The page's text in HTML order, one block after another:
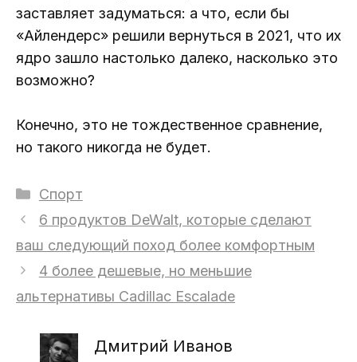
заставляет задуматься: а что, если бы
«Айлендерс» решили вернуться в 2021, что их
ядро ​​зашло настолько далеко, насколько это
возможно?
Конечно, это не тождественное сравнение,
но такого никогда не будет.
Рубрики
Спорт
6 продуктов DeWalt, которые сделают
ваш следующий поход более комфортным
4 более дешевые, но меньшие
альтернативы Cadillac Escalade
Дмитрий Иванов